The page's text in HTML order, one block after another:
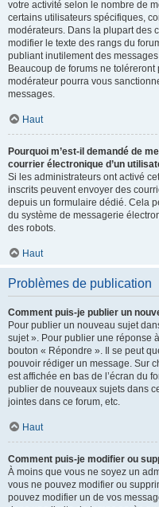
votre activité selon le nombre de
certains utilisateurs spécifiques,
modérateurs. Dans la plupart des
modifier le texte des rangs du
publiant inutilement des
Beaucoup de forums ne
modérateur pourra vous
messages.
Haut
Pourquoi m’est-il demandé de
courrier électronique d’un
Si les administrateurs ont activé
inscrits peuvent envoyer des
depuis un formulaire dédié. Cela
du système de messagerie
des robots.
Haut
Problèmes de publication
Comment puis-je publier un
Pour publier un nouveau sujet
sujet ». Pour publier une réponse
bouton « Répondre ». Il se peut
pouvoir rédiger un message. Sur
est affichée en bas de l’écran du
publier de nouveaux sujets dans
jointes dans ce forum, etc.
Haut
Comment puis-je modifier ou
À moins que vous ne soyez un
vous ne pouvez modifier ou
pouvez modifier un de vos